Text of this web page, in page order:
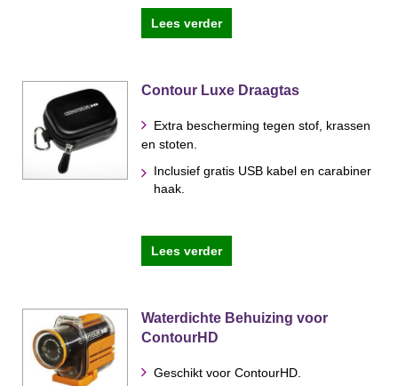
Lees verder
Contour Luxe Draagtas
Extra bescherming tegen stof, krassen
en stoten.
Inclusief gratis USB kabel en carabiner
haak.
Lees verder
Waterdichte Behuizing voor
ContourHD
Geschikt voor ContourHD.